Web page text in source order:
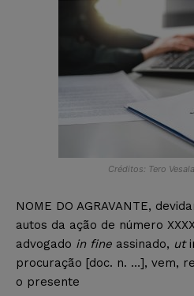
Créditos: Tero
NOME DO AGRAVANTE,
autos da ação de número
advogado in fine assinado, ut
procuração [doc. n. …], vem,
o presente